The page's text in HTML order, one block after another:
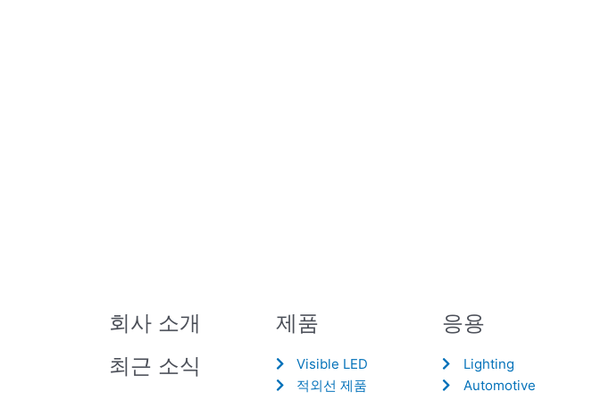
회사 소개
최근 소식
제품
Visible LED
적외선 제품
응용
Lighting
Automotive